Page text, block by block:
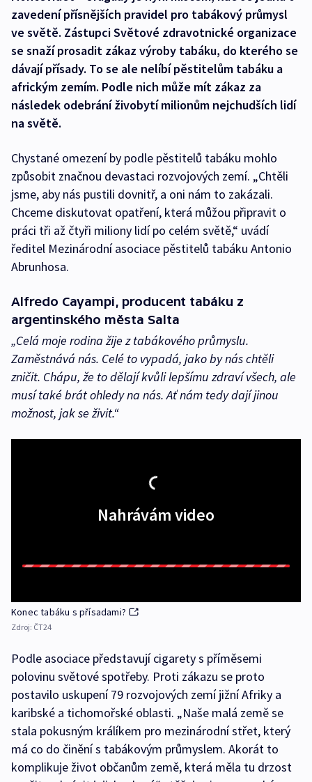
zavedení přísnějších pravidel pro tabákový průmysl
ve světě. Zástupci Světové zdravotnické organizace
se snaží prosadit zákaz výroby tabáku, do kterého se
dávají přísady. To se ale nelíbí pěstitelům tabáku a
africkým zemím. Podle nich může mít zákaz za
následek odebrání živobytí milionům nejchudších lidí
na světě.
Chystané omezení by podle pěstitelů tabáku mohlo
způsobit značnou devastaci rozvojových zemí. „Chtěli
jsme, aby nás pustili dovnitř, a oni nám to zakázali.
Chceme diskutovat opatření, která můžou připravit o
práci tři až čtyři miliony lidí po celém světě,“ uvádí
ředitel Mezinárodní asociace pěstitelů tabáku Antonio
Abrunhosa.
Alfredo Cayampi, producent tabáku z
argentinského města Salta
„Celá moje rodina žije z tabákového průmyslu.
Zaměstnává nás. Celé to vypadá, jako by nás chtěli
zničit. Chápu, že to dělají kvůli lepšímu zdraví všech, ale
musí také brát ohledy na nás. Ať nám tedy dají jinou
možnost, jak se živit.“
Nahrávám video
Konec tabáku s přísadami?
Zdroj: ČT24
Podle asociace představují cigarety s příměsemi
polovinu světové spotřeby. Proti zákazu se proto
postavilo uskupení 79 rozvojových zemí jižní Afriky a
karibské a tichomořské oblasti. „Naše malá země se
stala pokusným králíkem pro mezinárodní střet, který
má co do činění s tabákovým průmyslem. Akorát to
komplikuje život občanům země, která měla tu drzost